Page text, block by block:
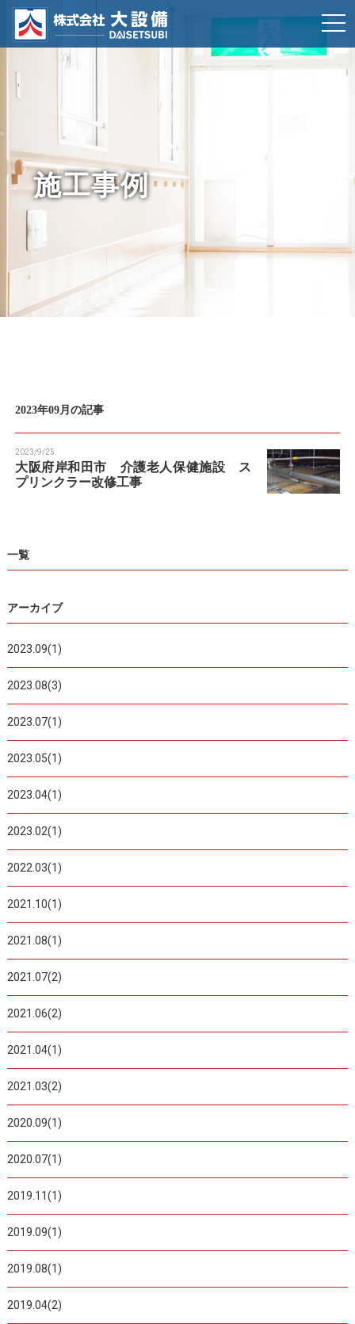
施工事例
2023年09月の記事
2023/9/25
大阪府岸和田市 介護老人保健施設 ス
プリンクラー改修工事
一覧
アーカイブ
2023.09(1)
2023.08(3)
2023.07(1)
2023.05(1)
2023.04(1)
2023.02(1)
2022.03(1)
2021.10(1)
2021.08(1)
2021.07(2)
2021.06(2)
2021.04(1)
2021.03(2)
2020.09(1)
2020.07(1)
2019.11(1)
2019.09(1)
2019.08(1)
2019.04(2)
t
o
g
g